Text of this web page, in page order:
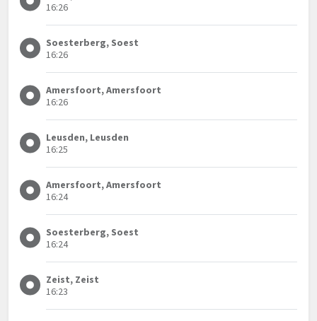
16:26
Soesterberg, Soest
16:26
Amersfoort, Amersfoort
16:26
Leusden, Leusden
16:25
Amersfoort, Amersfoort
16:24
Soesterberg, Soest
16:24
Zeist, Zeist
16:23